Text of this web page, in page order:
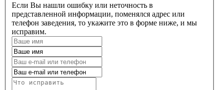
Если Вы нашли ошибку или неточность в
представленной информации, поменялся адрес или
телефон заведения, то укажите это в форме ниже, и мы
исправим.